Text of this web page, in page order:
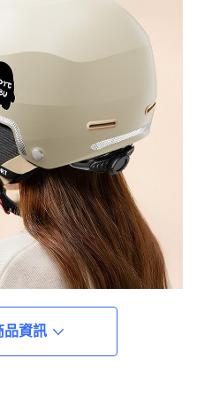
品資訊